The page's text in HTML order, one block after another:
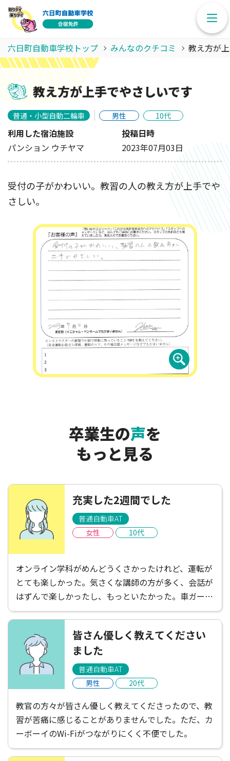
六日町自動車学校トップ みんなのクチコミ 教え方が
教え方が上手でやさしいです
普通・小型自動二輪車 男性 10代
利用した宿泊施設
パンション ウチヤマ
投稿日時
2023年07月03日
受付の子がかわいい。教習の人の教え方が上手でや
さしい。
卒業生の声を
もっと見る
充実した2週間でした
普通自動車AT
女性
10代
オンライン学科がめんどうくさかったけれど、運転が
とても楽しかった。気さくな講師の方が多く、会話が
はずんで楽しかったし、もっといたかった。車ガール
は遠くて不便だと感じたけれど、たくさんごはんやさ
んがあって楽しかったし、講師の方がお店を教えてく
ださったりして楽しかった！充実した2週間でした。
皆さん優しく教えてください
ました
普通自動車AT
男性
20代
教官の方々が皆さん優しく教えてくださったので、教
習が苦痛に感じることがありませんでした。ただ、カ
ーボーイのWi-Fiがつながりにくく不便でした。